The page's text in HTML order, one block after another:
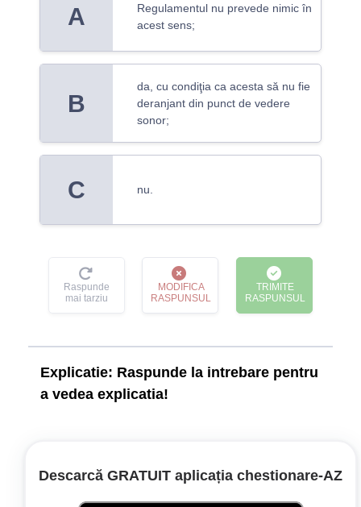
A
Regulamentul nu prevede nimic în
acest sens;
B
da, cu condiţia ca acesta să nu fie
deranjant din punct de vedere
sonor;
C nu.
Raspunde
mai tarziu
MODIFICA
RASPUNSUL
TRIMITE
RASPUNSUL
Explicatie: Raspunde la intrebare pentru
a vedea explicatia!
competentă. Autovehiculele trebuie să fie
Descarcă GRATUIT aplicația chestionare‑AZ